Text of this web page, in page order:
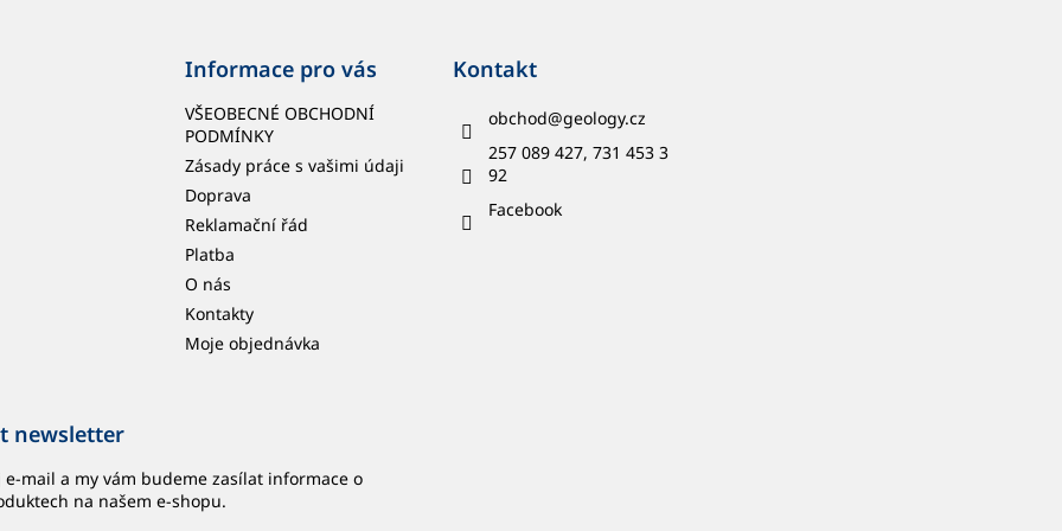
Informace pro vás
VŠEOBECNÉ OBCHODNÍ
PODMÍNKY
Zásady práce s vašimi údaji
Doprava
Reklamační řád
Platba
O nás
Kontakty
Moje objednávka
Kontakt
obchod@geology.cz
257 089 427, 731 453 3
92
Facebook
newsletter
e-mail a my vám budeme zasílat informace o
na našem e-shopu.